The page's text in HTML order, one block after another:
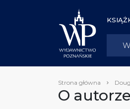
Strona główna
O autorze